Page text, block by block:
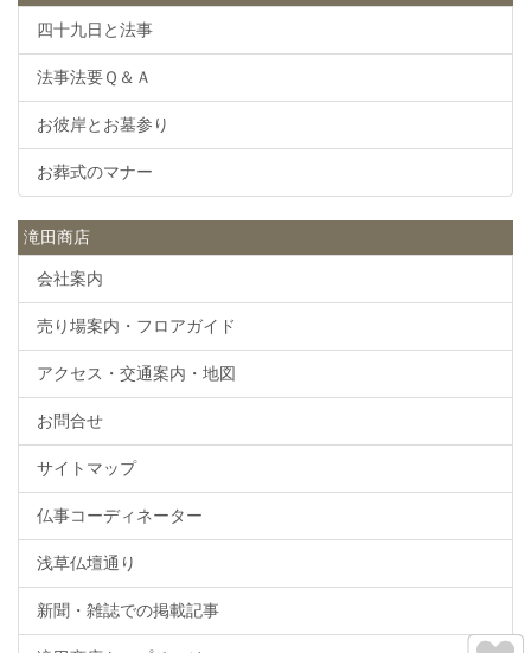
四十九日と法事
法事法要Ｑ＆Ａ
お彼岸とお墓参り
お葬式のマナー
滝田商店
会社案内
売り場案内・フロアガイド
アクセス・交通案内・地図
お問合せ
サイトマップ
仏事コーディネーター
浅草仏壇通り
新聞・雑誌での掲載記事